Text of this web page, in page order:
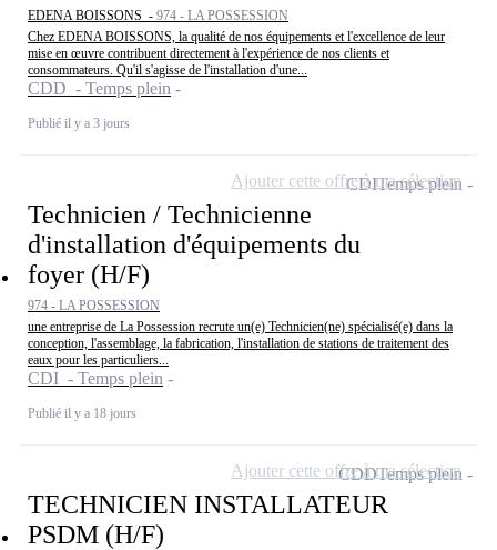
EDENA BOISSONS - 974 - LA POSSESSION
Chez EDENA BOISSONS, la qualité de nos équipements et l'excellence de leur
mise en œuvre contribuent directement à l'expérience de nos clients et
consommateurs. Qu'il s'agisse de l'installation d'une...
CDD - Temps plein
Publié il y a 3 jours
Technicien / Technicienne
d'installation d'équipements du
foyer (H/F)
974 - LA POSSESSION
une entreprise de La Possession recrute un(e) Technicien(ne) spécialisé(e) dans la
conception, l'assemblage, la fabrication, l'installation de stations de traitement des
eaux pour les particuliers...
CDI - Temps plein
Publié il y a 18 jours
CDITemps plein
Ajouter cette offre à ma sélection
TECHNICIEN INSTALLATEUR
PSDM (H/F)
CDDTemps plein
Ajouter cette offre à ma sélection